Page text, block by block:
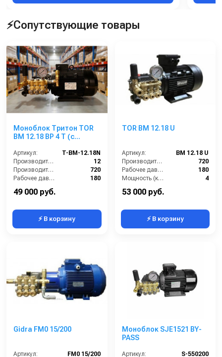
⚡Сопутствующие товары
Моноблок Тритон TOR
ВМ 12.18 ВР 4 Т (с
аварийным
регулятором давления
SVL17 170 бар, без
электрики)
Артикул:
T-BM-12.18N
Производительность (л/мин):
12
Производительность (л/ч):
720
Рабочее давление (бар):
180
Мощность (кВт):
49 000 руб.
⚡ В корзину
TOR BM 12.18 U
Артикул:
BM 12.18 U
Производительность (л/ч):
720
Рабочее давление (бар):
180
Мощность (кВт):
4
Электропитание (В):
53 000 руб.
⚡ В корзину
Gidra FM0 15/200
Артикул: FM0 15/200
Моноблок SJE1521 BY-
PASS
Артикул: S-550200